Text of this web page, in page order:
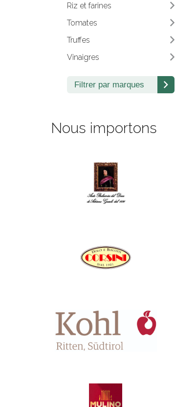
Riz et farines
Tomates
Truffes
Vinaigres
Filtrer par marques
Nous importons